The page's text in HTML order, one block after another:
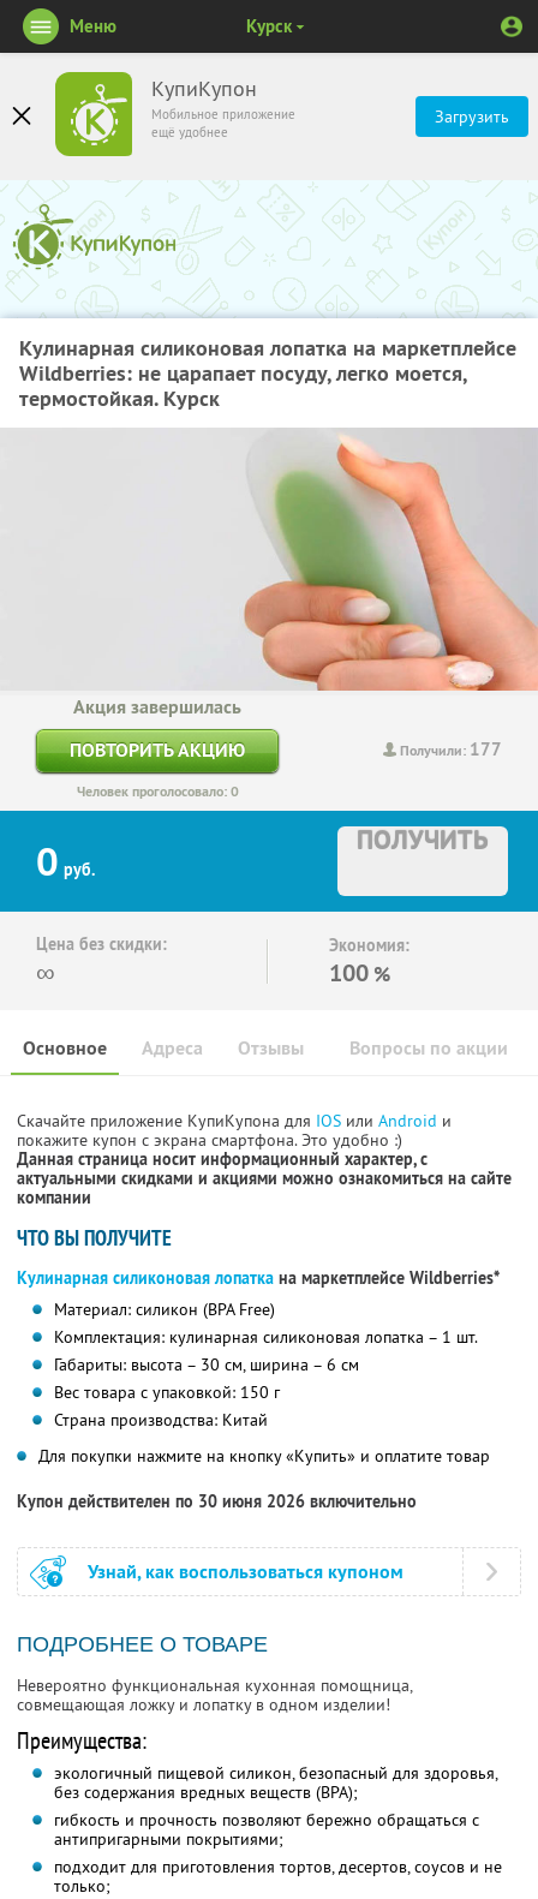
КупиКупон
Мобильное приложение
ещё удобнее
Загрузить
Меню Курск
Кулинарная силиконовая лопатка на маркетплейсе
Wildberries: не царапает посуду, легко моется,
термостойкая. Курск
Получили: 177
Акция завершилась
ПОВТОРИТЬ АКЦИЮ
Человек проголосовало: 0
0 руб.
ПОЛУЧИТЬ
Цена без скидки:
∞
Экономия:
100 %
Основное Отзывы Вопросы по акции
Адреса
Скачайте приложение КупиКупона для IOS или Android и
покажите купон с экрана смартфона. Это удобно :)
Данная страница носит информационный характер, с
актуальными скидками и акциями можно ознакомиться на сайте
компании
ЧТО ВЫ ПОЛУЧИТЕ
Кулинарная силиконовая лопатка на маркетплейсе Wildberries*
Материал: силикон (BPA Free)
Комплектация: кулинарная силиконовая лопатка – 1 шт.
Габариты: высота – 30 см, ширина – 6 см
Вес товара с упаковкой: 150 г
Страна производства: Китай
Для покупки нажмите на кнопку «Купить» и оплатите товар
Купон действителен по 30 июня 2026 включительно
Узнай, как воспользоваться купоном
ПОДРОБНЕЕ О ТОВАРЕ
Невероятно функциональная кухонная помощница,
совмещающая ложку и лопатку в одном изделии!
Преимущества:
экологичный пищевой силикон, безопасный для здоровья,
без содержания вредных веществ (BPA);
гибкость и прочность позволяют бережно обращаться с
антипригарными покрытиями;
подходит для приготовления тортов, десертов, соусов и не
только;